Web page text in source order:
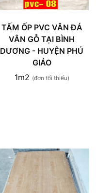
TẤM ỐP PVC VÂN ĐÁ
VÂN GỖ TẠI BÌNH
DƯƠNG - HUYỆN PHÚ
GIÁO
1m2 (đơn tối thiểu)